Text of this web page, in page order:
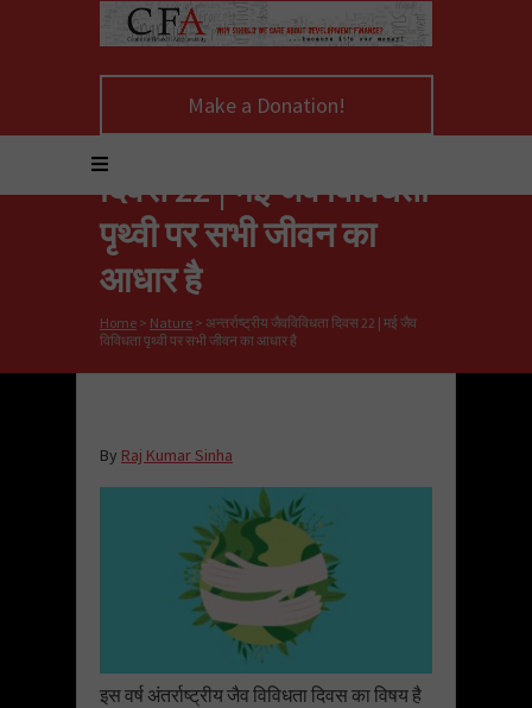
Make a Donation!
अन्तर्राष्ट्रीय जैवविविधता
दिवस 22 | मई जैव विविधता
पृथ्वी पर सभी जीवन का
आधार है
Home > Nature > अन्तर्राष्ट्रीय जैवविविधता दिवस 22 | मई जैव
विविधता पृथ्वी पर सभी जीवन का आधार है
By Raj Kumar Sinha
इस वर्ष अंतर्राष्ट्रीय जैव विविधता दिवस का विषय है